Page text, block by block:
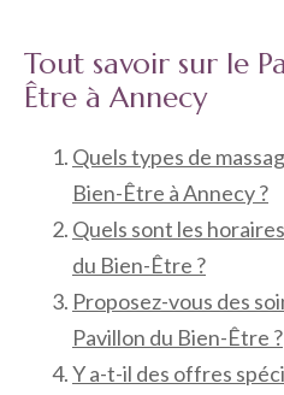
Tout savoir sur le
Être à Annecy
Quels types de
Bien-Être à Annecy ?
Quels sont les
du Bien-Être ?
Proposez-vous des
Pavillon du Bien-Être ?
Y a-t-il des offres